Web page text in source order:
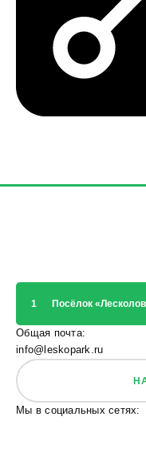
1 Посёлок
Общая почта:
info@leskopark.ru
Мы в социальных сетях: